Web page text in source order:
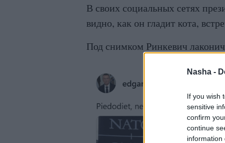
Nasha -
If you wish
sensitive
confirm
continue
information
В своих социальных сетях
видно, как он гладит кота,
Под снимком Ринкевич